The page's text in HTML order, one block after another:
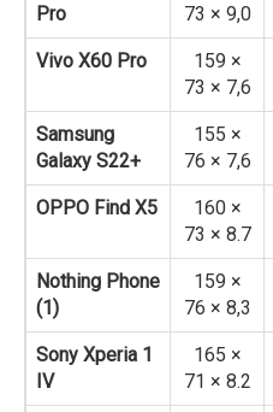
Pro
73 × 9,0
Vivo X60 Pro
159 ×
73 × 7,6
Samsung
Galaxy S22+
155 ×
76 × 7,6
OPPO Find X5
160 ×
73 × 8.7
Nothing Phone
(1)
159 ×
76 × 8,3
Sony Xperia 1
IV
165 ×
71 × 8.2